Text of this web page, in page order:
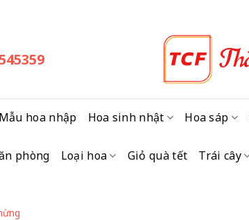
Mẫu hoa nhập Hoa sinh nhật Hoa sáp
phòng Loại hoa Giỏ quà tết Trái cây